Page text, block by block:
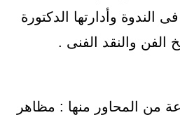
الندوة وأدارتها الدكتورة
الفن والنقد الفنى .
من المحاور منها : مظاهر